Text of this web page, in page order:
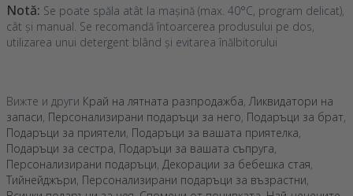
Notă: Se poate spăla atât la mașină (max. 40°C, program delicat),
cât și manual. Se recomandă întoarcerea produsului pe dos,
utilizarea unui detergent blând și evitarea înălbitorului
Вижте и други Край на лятната разпродажба, Ликвидатори на
запаси, Персонализирани подаръци за него, Подаръци за брат,
Подаръци за приятели, Подаръци за вашата приятелка,
Подаръци за сестра, Подаръци за вашата съпруга,
Персонализирани подаръци, Декорации за бебешка стая,
Тийнейджъри, Персонализирани подаръци за възрастни,